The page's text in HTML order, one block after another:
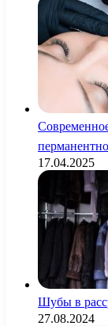
17.04.2025
Шубы в
27.08.2024